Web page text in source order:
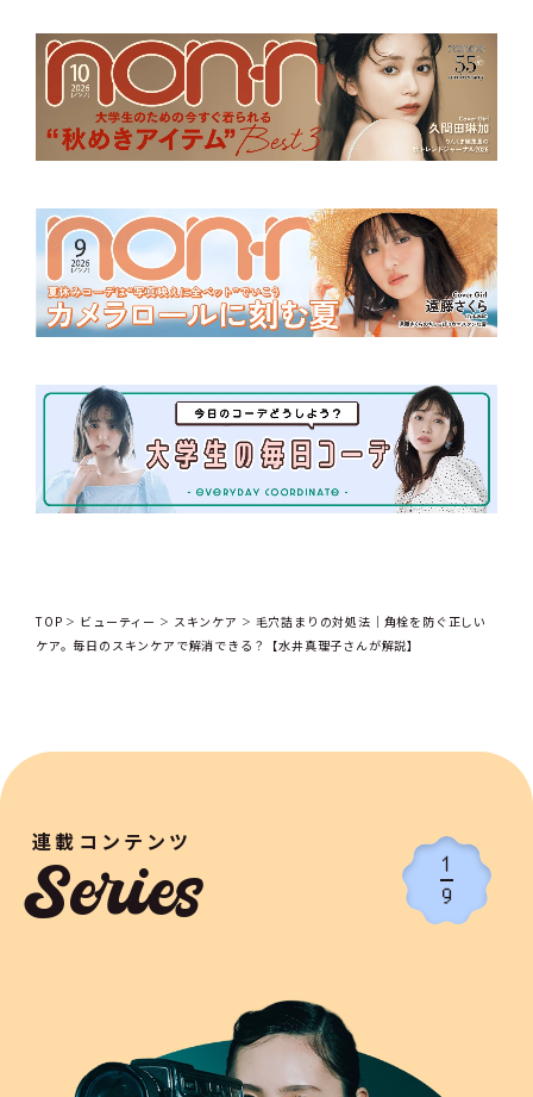
TOP ビューティー スキンケア
毛穴詰まりの対処法｜角栓を防ぐ正しい
ケア。毎日のスキンケアで解消できる？【水井真理子さんが解説】
連載コンテンツ
Series
1
9